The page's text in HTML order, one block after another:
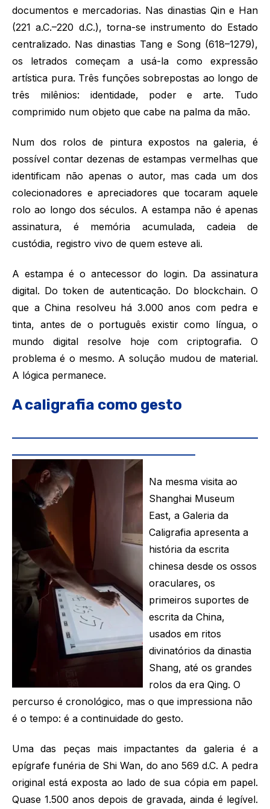
documentos e mercadorias. Nas dinastias Qin e Han
(221 a.C.–220 d.C.), torna-se instrumento do Estado
centralizado. Nas dinastias Tang e Song (618–1279),
os letrados começam a usá-la como expressão
artística pura. Três funções sobrepostas ao longo de
três milênios: identidade, poder e arte. Tudo
comprimido num objeto que cabe na palma da mão.
Num dos rolos de pintura expostos na galeria, é
possível contar dezenas de estampas vermelhas que
identificam não apenas o autor, mas cada um dos
colecionadores e apreciadores que tocaram aquele
rolo ao longo dos séculos. A estampa não é apenas
assinatura, é memória acumulada, cadeia de
custódia, registro vivo de quem esteve ali.
A estampa é o antecessor do login. Da assinatura
digital. Do token de autenticação. Do blockchain. O
que a China resolveu há 3.000 anos com pedra e
tinta, antes de o português existir como língua, o
mundo digital resolve hoje com criptografia. O
problema é o mesmo. A solução mudou de material.
A lógica permanece.
A caligrafia como gesto
Na mesma visita ao
Shanghai Museum
East, a Galeria da
Caligrafia apresenta a
história da escrita
chinesa desde os ossos
oraculares, os
primeiros suportes de
escrita da China,
usados em ritos
divinatórios da dinastia
Shang, até os grandes
rolos da era Qing. O
percurso é cronológico, mas o que impressiona não
é o tempo: é a continuidade do gesto.
Uma das peças mais impactantes da galeria é a
epígrafe funéria de Shi Wan, do ano 569 d.C. A pedra
original está exposta ao lado de sua cópia em papel.
Quase 1.500 anos depois de gravada, ainda é legível.